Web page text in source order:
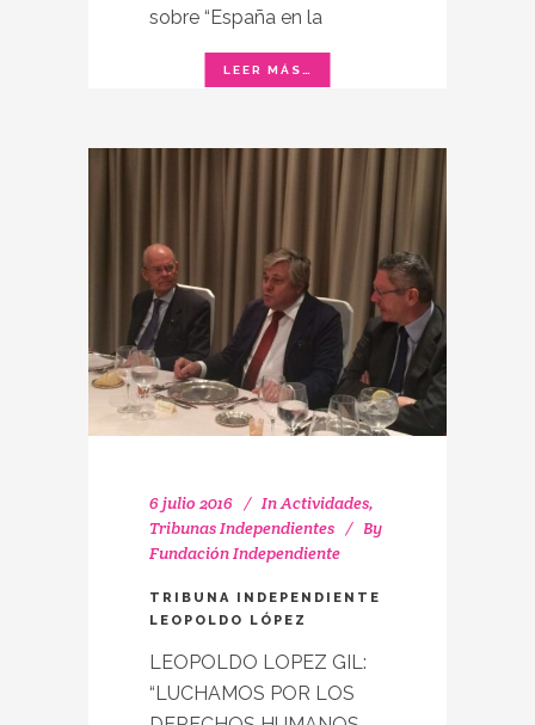
sobre “España en la
6 julio 2016 InActividades,
Tribunas Independientes
By
Fundación Independiente
TRIBUNA INDEPENDIENTE
LEOPOLDO LÓPEZ
LEOPOLDO LOPEZ GIL:
“LUCHAMOS POR LOS